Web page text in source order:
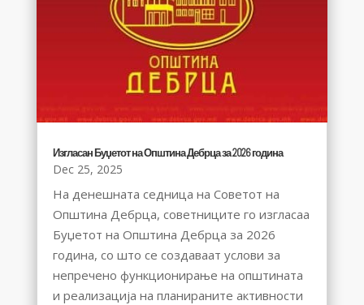
Изгласан Буџетот на Општина Дебрца за 2026 година
Dec 25, 2025
На денешната седница на Советот на
Општина Дебрца, советниците го изгласаа
Буџетот на Општина Дебрца за 2026
година, со што се создаваат услови за
непречено функционирање на општината
и реализација на планираните активности